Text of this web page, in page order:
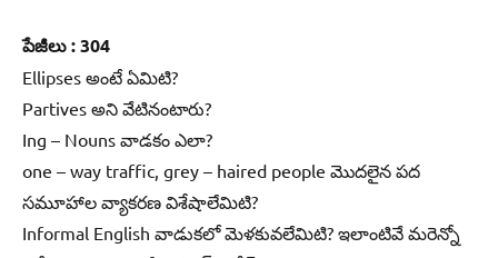
పేజీలు : 304
Ellipses అంటే ఏమిటి?
Partives అని వేటినంటారు?
Ing – Nouns వాడకం ఎలా?
one – way traffic, grey – haired people మొదలైన పద
సమూహాల వ్యాకరణ విశేషాలేమిటి?
Informal English వాడుకలో మెళకువలేమిటి? ఇలాంటివే మరెన్నో